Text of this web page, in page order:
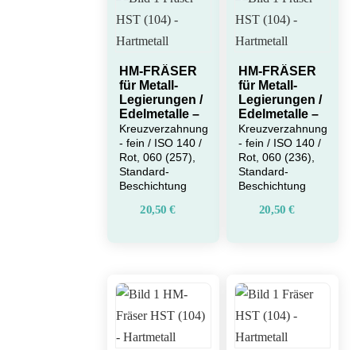
HM-FRÄSER
für Metall-
Legierungen /
Edelmetalle –
Kreuzverzahnung
- fein / ISO 140 /
Rot, 060 (257),
Standard-
Beschichtung
20,50€
HM-FRÄSER
für Metall-
Legierungen /
Edelmetalle –
Kreuzverzahnung
- fein / ISO 140 /
Rot, 060 (236),
Standard-
Beschichtung
20,50€